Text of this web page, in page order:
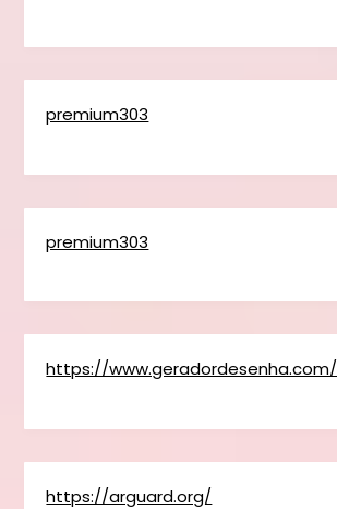
premium303
premium303
https://www.geradordesenha.com/
https://arguard.org/